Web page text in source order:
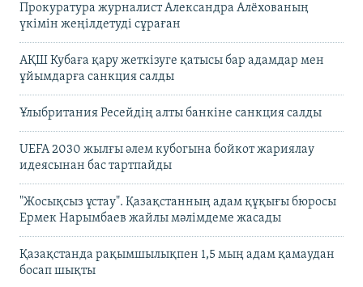
Прокуратура журналист Александра Алёхованың
үкімін жеңілдетуді сұраған
АҚШ Кубаға қару жеткізуге қатысы бар адамдар мен
ұйымдарға санкция салды
Ұлыбритания Ресейдің алты банкіне санкция салды
UEFA 2030 жылғы әлем кубогына бойкот жариялау
идеясынан бас тартпайды
"Жосықсыз ұстау". Қазақстанның адам құқығы бюросы
Ермек Нарымбаев жайлы мәлімдеме жасады
Қазақстанда рақымшылықпен 1,5 мың адам қамаудан
босап шықты